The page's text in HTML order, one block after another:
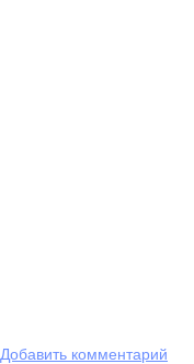
Добавить комментарий